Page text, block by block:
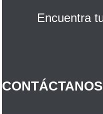
Encuentra
CONTÁCTANOS